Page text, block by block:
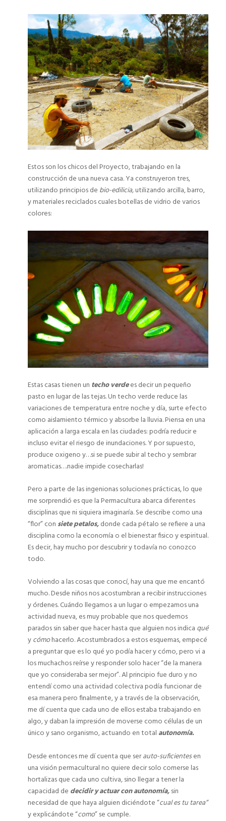
Estos son los chicos del Proyecto, trabajando en la
construcción de una nueva casa. Ya construyeron tres,
utilizando principios de bio-edilicia,utilizando arcilla, barro,
y materiales reciclados cuales botellas de vidrio de varios
colores:
Estas casas tienen un techo verdees decir un pequeño
pasto en lugar de las tejas. Un techo verde reduce las
variaciones de temperatura entre noche y día, surte efecto
como aislamiento térmico y absorbe la lluvia. Piensa en una
aplicación a larga escala en las ciudades: podría reducir e
incluso evitar el riesgo de inundaciones. Y por supuesto,
produce oxigeno y…si se puede subir al techo y sembrar
aromaticas….nadie impide cosecharlas!
Pero a parte de las ingenionas soluciones prácticas, lo que
me sorprendió es que la Permacultura abarca diferentes
disciplinas que ni siquiera imaginaría. Se describe como una
“flor” con siete petalos,donde cada pétalo se refiere a una
disciplina como la economía o el bienestar fisico y espiritual.
Es decir, hay mucho por descubrir y todavía no conozco
todo.
Volviendo a las cosas que conocí, hay una que me encantó
mucho. Desde niños nos acostumbran a recibir instrucciones
y órdenes. Cuándo llegamos a un lugar o empezamos una
actividad nueva, es muy probable que nos quedemos
parados sin saber que hacer hasta que alguien nos indica qué
ycómohacerlo. Acostumbrados a estos esquemas, empecé
a preguntar que es lo qué yo podía hacer y cómo, pero vi a
los muchachos reírse y responder solo hacer “de la manera
que yo consideraba ser mejor”. Al principio fue duro y no
entendí como una actividad colectiva podía funcionar de
esa manera pero finalmente, y a través de la observación,
me dí cuenta que cada uno de ellos estaba trabajando en
algo, y daban la impresión de moverse como células de un
único y sano organismo, actuando en total autonomía.
Desde entonces me dí cuenta que serauto-suficientesen
una visión permacultural no quiere decir solo comerse las
hortalizas que cada uno cultiva, sino llegar a tener la
capacidad de decidir y actuar con autonomía,sin
necesidad de que haya alguien diciéndote “cual es tu tarea”
y explicándote “como” se cumple.